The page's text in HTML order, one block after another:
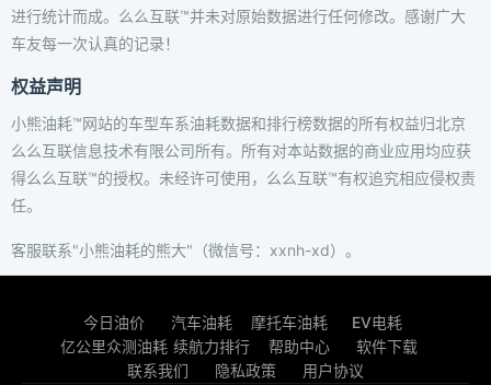
进行统计而成。么么互联™并未对原始数据进行任何修改。感谢广大
车友每一次认真的记录！
权益声明
小熊油耗™网站的车型车系油耗数据和排行榜数据的所有权益归北京
么么互联信息技术有限公司所有。所有对本站数据的商业应用均应获
得么么互联™的授权。未经许可使用，么么互联™有权追究相应侵权责
任。
客服联系"小熊油耗的熊大"（微信号：xxnh-xd）。
今日油价 汽车油耗 摩托车油耗
EV电耗
亿公里众测油耗 续航力排行 帮助中心
软件下载
联系我们
隐私政策 用户协议